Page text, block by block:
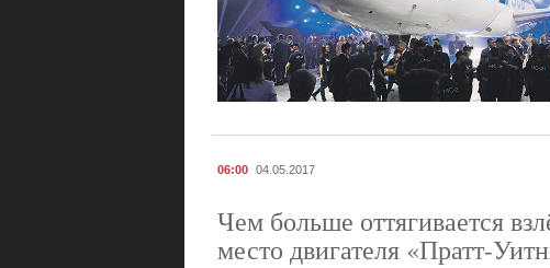
06:00 04.05.2017
Чем больше оттягивается
место двигателя «Пратт-